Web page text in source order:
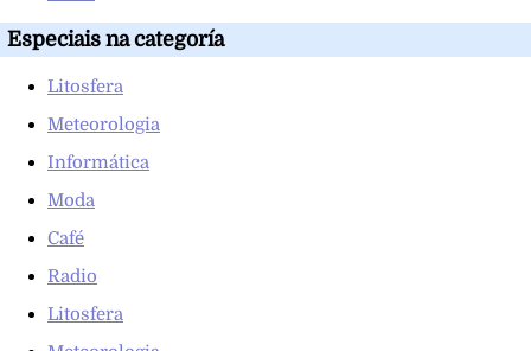
Especiais na categoría
Litosfera
Meteorologia
Informática
Moda
Café
Radio
Litosfera